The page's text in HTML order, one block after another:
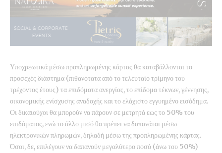
Υποχρεωτικά μέσω προπληρωμένης κάρτας θα καταβάλλονται το
προσεχές διάστημα (πιθανότατα από το τελευταίο τρίμηνο του
τρέχοντος έτους) τα επιδόματα ανεργίας, το επίδομα τέκνων, γέννησης,
οικονομικής ενίσχυσης αναδοχής και το ελάχιστο εγγυημένο εισόδημα.
Οι δικαιούχοι θα μπορούν να πάρουν σε μετρητά εως το 50% του
επιδόματος, ενώ το άλλο μισό θα πρέπει να δαπανάται μέσω
ηλεκτρονικών πληρωμών, δηλαδή μέσω της προπληρωμένης κάρτας.
Όσοι, δε, επιλέγουν να δαπανούν μεγαλύτερο ποσό (άνω του 50%)